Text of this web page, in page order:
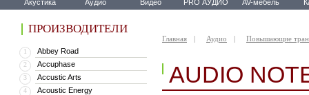
Акустика Аудио Видео PRO АУДИО AV-мебель
ПРОИЗВОДИТЕЛИ
1 Abbey Road
2 Accuphase
3 Accustic Arts
4 Acoustic Energy
Главная Аудио Повышающие
AUDIO